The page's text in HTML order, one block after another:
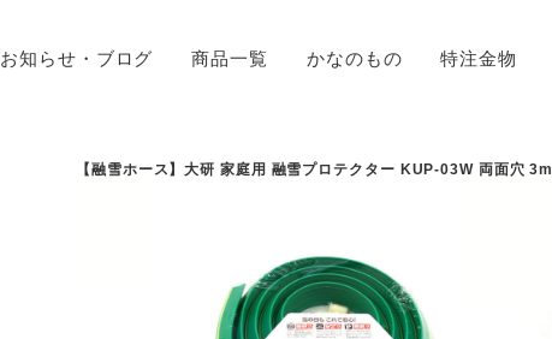
お知らせ・ブログ 商品一覧 かなのもの 特注金物
【融雪ホース】大研 家庭用 融雪プロテクター KUP-03W 両面穴 3m